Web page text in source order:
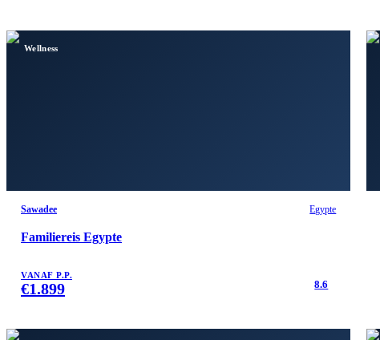
Wellness
Sawadee Egypte
Familiereis Egypte
VANAF P.P.
€1.899 8.6